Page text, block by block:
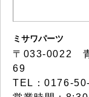
ミサワパーツ
〒033-0022
69
TEL：0176-